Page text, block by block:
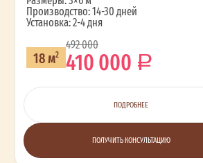
Производство: 14-30 дней
Установка: 2-4 дня
18 м2
492 000
410 000
ПОДРОБНЕЕ
ПОЛУЧИТЬ КОНСУЛЬТАЦИЮ